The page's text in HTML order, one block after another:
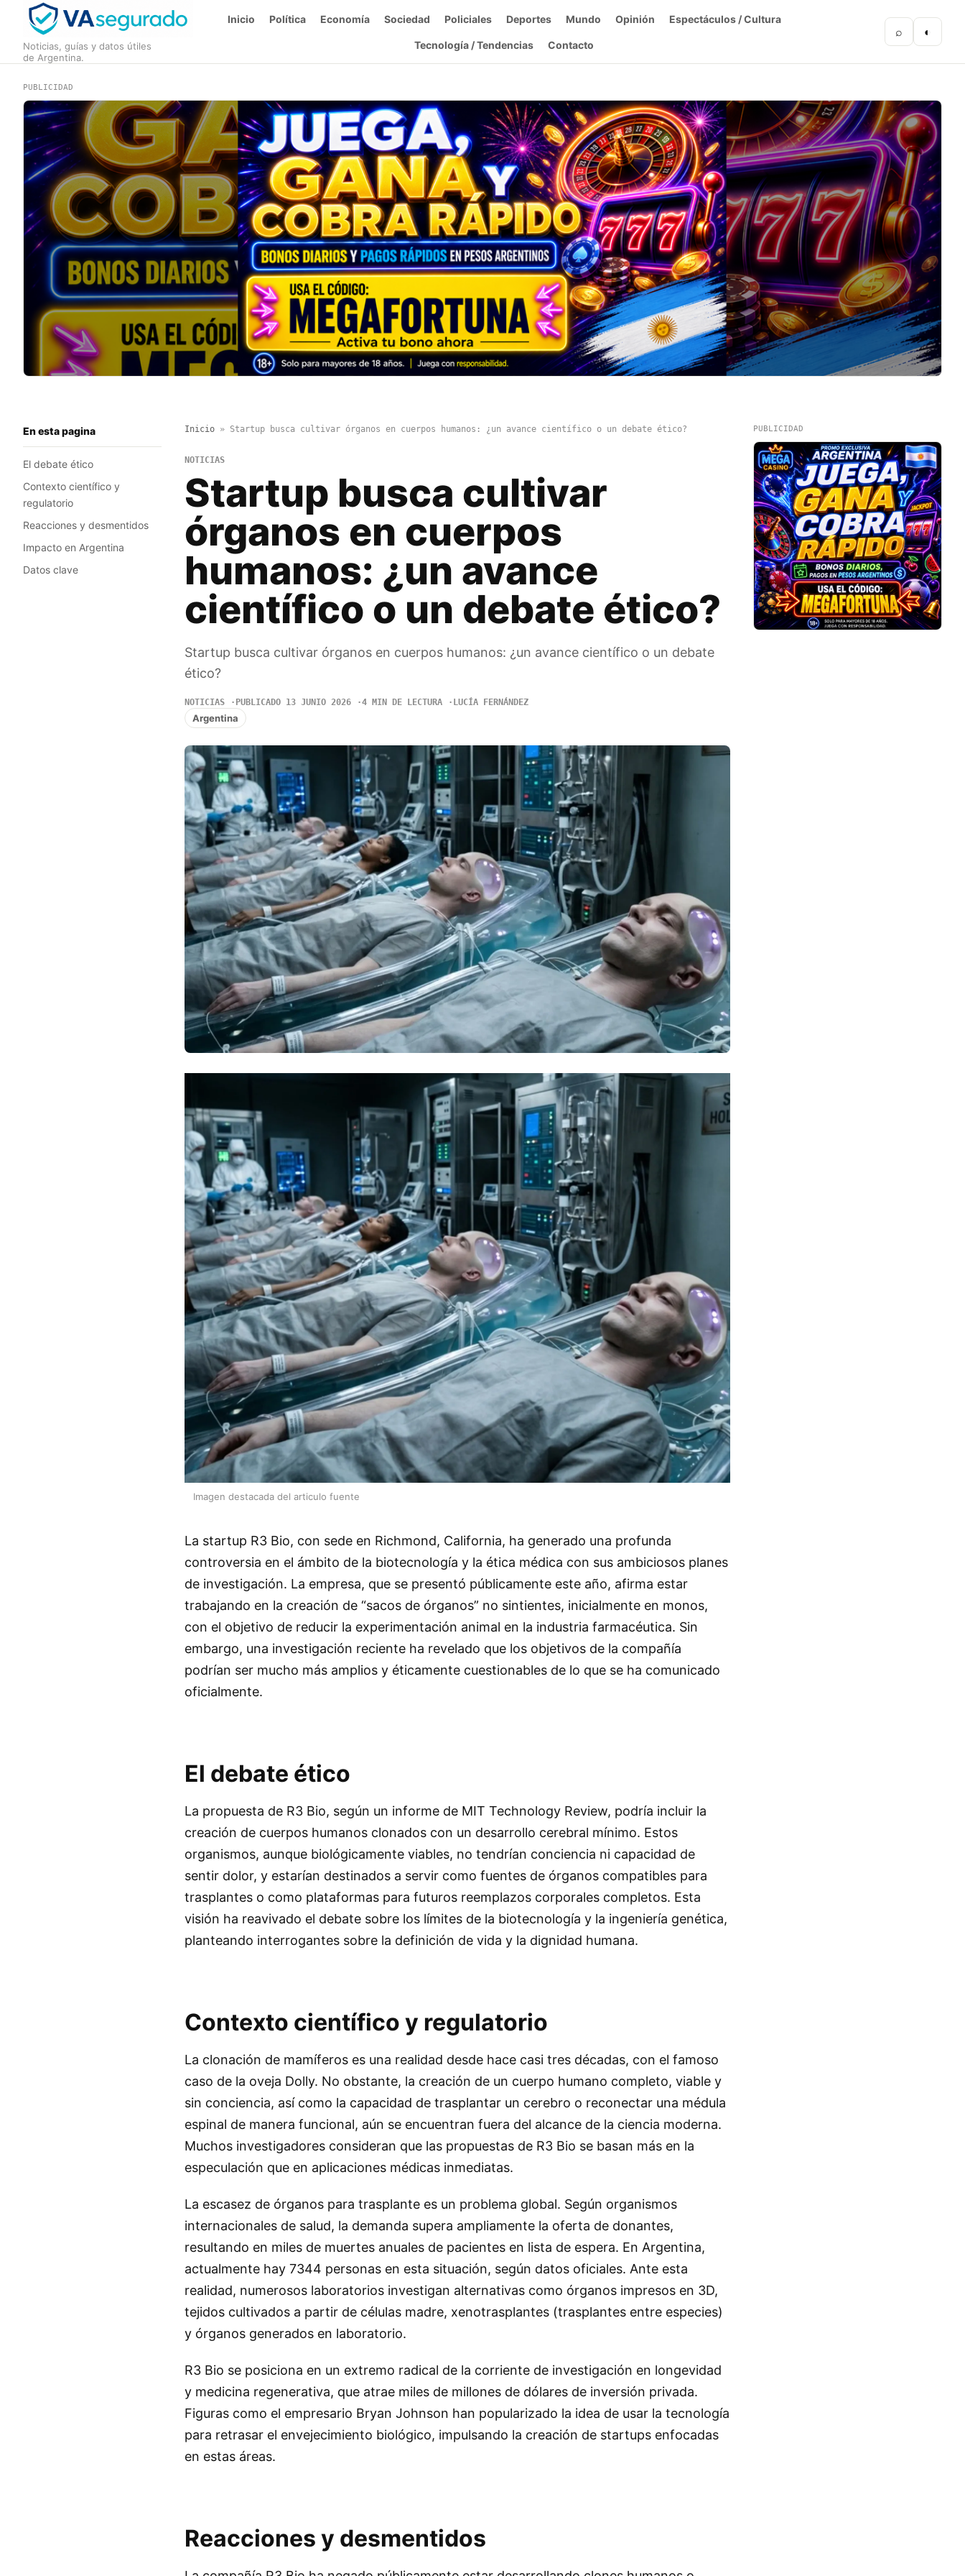
Noticias, guías y datos útiles
de Argentina.
Inicio Política Economía Sociedad Policiales Deportes Mundo Opinión Espectáculos / Cultura
Tecnología / Tendencias Contacto
⌕ ◐
PUBLICIDAD
En esta pagina
El debate ético
Contexto científico y
regulatorio
Reacciones y desmentidos
Impacto en Argentina
Datos clave
Inicio» Startup busca cultivar órganos en cuerpos humanos: ¿un avance científico o un debate ético?
NOTICIAS
Startup busca cultivar
órganos en cuerpos
humanos: ¿un avance
científico o un debate ético?
Startup busca cultivar órganos en cuerpos humanos: ¿un avance científico o un debate
ético?
NOTICIAS PUBLICADO 13 JUNIO 2026 4 MIN DE LECTURA LUCÍA FERNÁNDEZ
Argentina
Imagen destacada del articulo fuente
La startup R3 Bio, con sede en Richmond, California, ha generado una profunda
controversia en el ámbito de la biotecnología y la ética médica con sus ambiciosos planes
de investigación. La empresa, que se presentó públicamente este año, afirma estar
trabajando en la creación de “sacos de órganos” no sintientes, inicialmente en monos,
con el objetivo de reducir la experimentación animal en la industria farmacéutica. Sin
embargo, una investigación reciente ha revelado que los objetivos de la compañía
podrían ser mucho más amplios y éticamente cuestionables de lo que se ha comunicado
oficialmente.
El debate ético
La propuesta de R3 Bio, según un informe de MIT Technology Review, podría incluir la
creación de cuerpos humanos clonados con un desarrollo cerebral mínimo. Estos
organismos, aunque biológicamente viables, no tendrían conciencia ni capacidad de
sentir dolor, y estarían destinados a servir como fuentes de órganos compatibles para
trasplantes o como plataformas para futuros reemplazos corporales completos. Esta
visión ha reavivado el debate sobre los límites de la biotecnología y la ingeniería genética,
planteando interrogantes sobre la definición de vida y la dignidad humana.
Contexto científico y regulatorio
La clonación de mamíferos es una realidad desde hace casi tres décadas, con el famoso
caso de la oveja Dolly. No obstante, la creación de un cuerpo humano completo, viable y
sin conciencia, así como la capacidad de trasplantar un cerebro o reconectar una médula
espinal de manera funcional, aún se encuentran fuera del alcance de la ciencia moderna.
Muchos investigadores consideran que las propuestas de R3 Bio se basan más en la
especulación que en aplicaciones médicas inmediatas.
La escasez de órganos para trasplante es un problema global. Según organismos
internacionales de salud, la demanda supera ampliamente la oferta de donantes,
resultando en miles de muertes anuales de pacientes en lista de espera. En Argentina,
actualmente hay 7344 personas en esta situación, según datos oficiales. Ante esta
realidad, numerosos laboratorios investigan alternativas como órganos impresos en 3D,
tejidos cultivados a partir de células madre, xenotrasplantes (trasplantes entre especies)
y órganos generados en laboratorio.
R3 Bio se posiciona en un extremo radical de la corriente de investigación en longevidad
y medicina regenerativa, que atrae miles de millones de dólares de inversión privada.
Figuras como el empresario Bryan Johnson han popularizado la idea de usar la tecnología
para retrasar el envejecimiento biológico, impulsando la creación de startups enfocadas
en estas áreas.
Reacciones y desmentidos
PUBLICIDAD